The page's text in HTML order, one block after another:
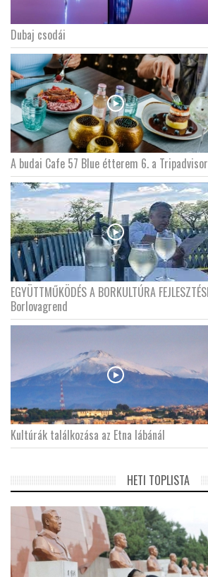
Dubaj csodái
A budai Cafe 57 Blue étterem 6. a
EGYÜTTMŰKÖDÉS A BORKULTÚRA
Borlovagrend
Kultúrák találkozása az Etna lábánál
HETI TOPLISTA